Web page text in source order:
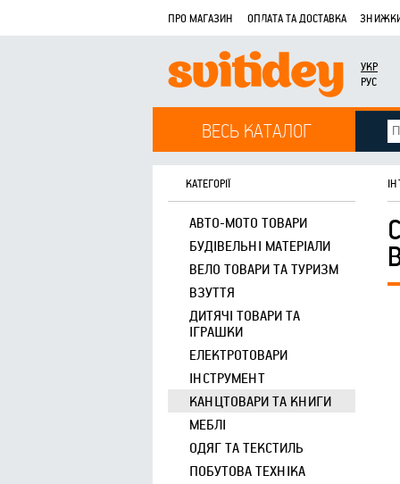
ПРО МАГАЗИН ОПЛАТА ТА ДОСТАВКА
УКР
РУС
ВЕСЬ КАТАЛОГ
КАТЕГОРІЇ
АВТО-МОТО ТОВАРИ
БУДІВЕЛЬНІ МАТЕРІАЛИ
ВЕЛО ТОВАРИ ТА ТУРИЗМ
ВЗУТТЯ
ДИТЯЧІ ТОВАРИ ТА
ІГРАШКИ
ЕЛЕКТРОТОВАРИ
ІНСТРУМЕНТ
КАНЦТОВАРИ ТА КНИГИ
МЕБЛІ
ОДЯГ ТА ТЕКСТИЛЬ
ПОБУТОВА ТЕХНІКА